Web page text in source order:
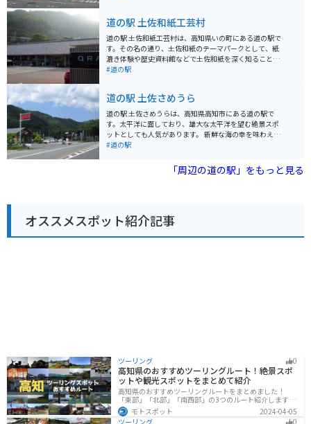
車場があるので安心です。周辺には、太平洋を一望でき
る絶景スポットや、歴史的な史跡など、観光スポットも
充実しているので、ツーリングの拠点としてもおすすめ
です。 高知県の名産品であるカツオのたたきや、龍馬カ
プチーノなども楽しむことができます。
道の駅 土佐和紙工芸村
道の駅 土佐和紙工芸村は、高知県いの町にある道の駅で
す。その名の通り、土佐和紙のテーマパークとして、紙
漉き体験や歴史資料館などで土佐和紙を深く知ることが
できます。 施設内にはレストランや物産館もあり、地元
場合、駐車場も広々としているので安心です。周辺に
は、和紙の原料となる楮の栽培地や、昔ながらの紙漉き
場など、自然豊かな風景が広がっています。 土佐和紙の
歴史に触れながら、ゆっくりと過ごせる道の駅です。
#道の駅
道の駅 土佐さめうら
道の駅 土佐さめうらは、高知県高知市にある道の駅で
す。太平洋に面しており、雄大な太平洋を望む絶景スポ
ットとしても人気があります。 新鮮な海の幸を味わえる
レストランや、地元の特産品を販売するショップがあ
市街地からもほど近く、観光の拠点としても便利です。
バイクで訪れる場合、道の駅には広い駐車場が完備され
点在しています。 名産品としては、カツオやマグロなど
の新鮮な魚介類、土佐文旦などの柑橘類、芋けんぴなど
が有名です。
#道の駅
「周辺の道の駅」をもっと見る
オススメスポット紹介記事
ツーリング 0
高知県のおすすめツーリングルート！絶景スポ
ットや観光スポットをまとめて紹介
高知県のおすすめツーリングルートをまとめました！
「東部」「北部」「南西部」の3つのルート紹介します。
山と海どちらも楽しめるスポットが多数あり、様々な楽
しみ方ができます。バイクで高知県にツーリングに行く
モトスポット
2024-04-05
ツーリング
0